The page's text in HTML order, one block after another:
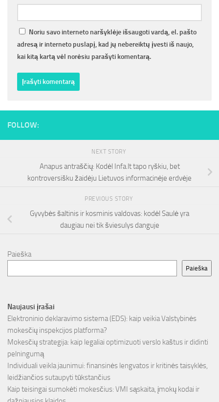
Noriu savo interneto naršyklėje išsaugoti vardą, el. pašto
adresą ir interneto puslapį, kad jų nebereiktų įvesti iš naujo,
kai kitą kartą vėl norėsiu parašyti komentarą.
FOLLOW:
NEXT STORY
Anapus antraščių: Kodėl Infa.lt tapo ryškiu, bet
kontroversišku žaidėju Lietuvos informacinėje erdvėje
PREVIOUS STORY
Gyvybės šaltinis ir kosminis valdovas: kodėl Saulė yra
daugiau nei tik šviesulys danguje
Paieška
Paieška
Naujausi įrašai
Elektroninio deklaravimo sistema (EDS): kaip veikia Valstybinės
mokesčių inspekcijos platforma?
Mokesčių strategija: kaip legaliai optimizuoti verslo kaštus ir didinti
pelningumą
Individuali veikla jaunimui: finansinės lengvatos ir kritinės taisyklės,
leidžiančios sutaupyti tūkstančius
Kaip teisingai sumokėti mokesčius: VMI sąskaita, įmokų kodai ir